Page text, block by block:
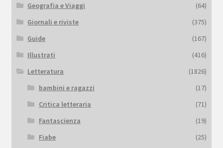
Geografia e Viaggi
(64)
Giornali e riviste
(375)
Guide
(167)
Illustrati
(416)
Letteratura
(1826)
bambini e ragazzi
(17)
Critica letteraria
(71)
Fantascienza
(19)
Fiabe
(25)